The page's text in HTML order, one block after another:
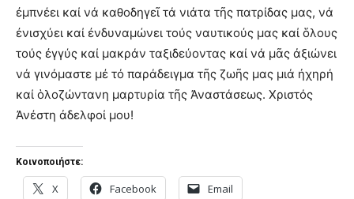
ἐμπνέει καί νά καθοδηγεῖ τά νιάτα τῆς πατρίδας μας, νά
ἐνισχύει καί ἐνδυναμώνει τούς ναυτικούς μας καί ὅλους
τούς ἐγγύς καί μακράν ταξιδεύοντας καί νά μᾶς ἀξιώνει
νά γινόμαστε μέ τό παράδειγμα τῆς ζωῆς μας μιά ἠχηρή
καί ὁλοζώντανη μαρτυρία τῆς Ἀναστάσεως. Χριστός
Ἀνέστη ἀδελφοί μου!
Κοινοποιήστε:
X Facebook Email